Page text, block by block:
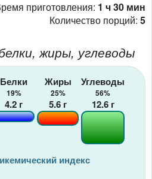
приготовления: 1 ч 30 мин
Количество порций: 5
жиры, углеводы
Белки
19%
4.2 г
Жиры
25%
5.6 г
Углеводы
56%
12.6г
индекс